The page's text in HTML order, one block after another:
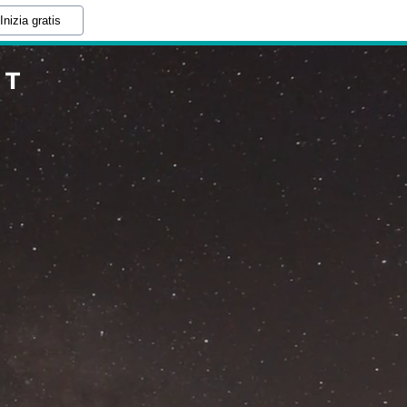
Inizia gratis